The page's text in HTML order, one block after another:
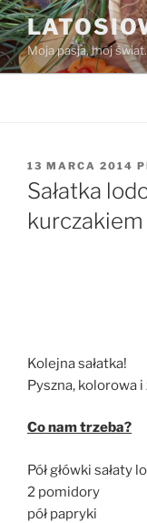
Przejdź
do
treściMoja pasja, mój świat.
OPUBLIKOWANE
W
13 MARCA 2014
Sałatka
kurczakiem
Kolejna sałatka!
Pyszna, kolorowa i
Co nam trzeba?
Pół główki sałaty
2 pomidory
pół papryki